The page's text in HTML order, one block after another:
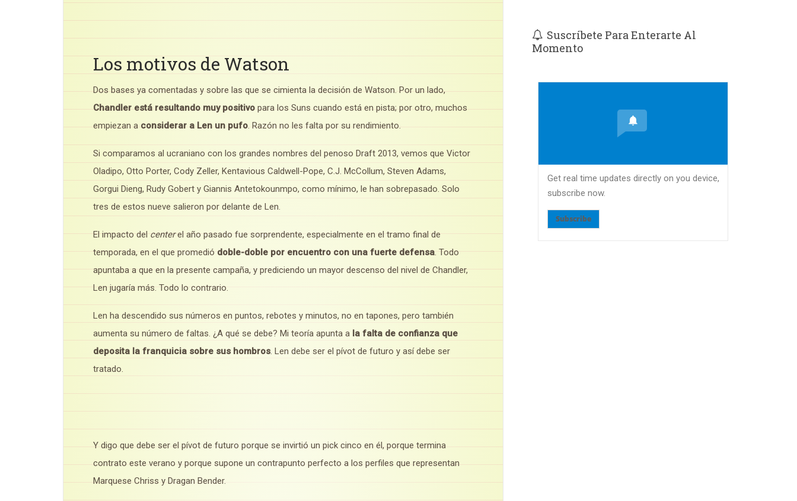
Los motivos de Watson
Dos bases ya comentadas y sobre las que se cimienta la decisión de Watson. Por un lado,
Chandler está resultando muy positivo para los Suns cuando está en pista; por otro, muchos
empiezan a considerar a Len un pufo. Razón no les falta por su rendimiento.
Si comparamos al ucraniano con los grandes nombres del penoso Draft 2013, vemos que Victor
Oladipo, Otto Porter, Cody Zeller, Kentavious Caldwell-Pope, C.J. McCollum, Steven Adams,
Gorgui Dieng, Rudy Gobert y Giannis Antetokounmpo, como mínimo, le han sobrepasado. Solo
tres de estos nueve salieron por delante de Len.
El impacto del centerel año pasado fue sorprendente, especialmente en el tramo final de
temporada, en el que promedió doble-doble por encuentro con una fuerte defensa. Todo
apuntaba a que en la presente campaña, y prediciendo un mayor descenso del nivel de Chandler,
Len jugaría más. Todo lo contrario.
Len ha descendido sus números en puntos, rebotes y minutos, no en tapones, pero también
aumenta su número de faltas. ¿A qué se debe? Mi teoría apunta a la falta de confianza que
deposita la franquicia sobre sus hombros. Len debe ser el pívot de futuro y así debe ser
tratado.
Y digo que debe ser el pívot de futuro porque se invirtió un pick cinco en él, porque termina
contrato este verano y porque supone un contrapunto perfecto a los perfiles que representan
Marquese Chriss y Dragan Bender.
Suscríbete Para Enterarte Al
Momento
Get real time updates directly on you device,
subscribe now.
Subscribe